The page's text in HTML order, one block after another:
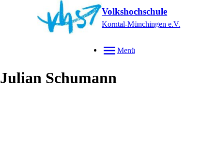
Volkshochschule
Korntal-Münchingen e.V.
Menü
Julian Schumann